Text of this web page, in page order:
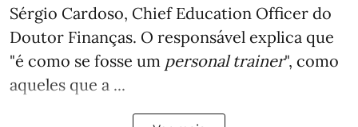
Sérgio Cardoso, Chief Education Officer do
Doutor Finanças. O responsável explica que
"é como se fosse um personal trainer", como
aqueles que a ...